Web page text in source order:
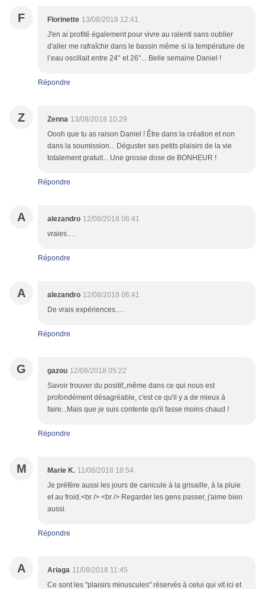
F Florinette 13/08/2018 12:41
J'en ai profité également pour vivre au ralenti sans oublier
d'aller me rafraîchir dans le bassin même si la température de
l’eau oscillait entre 24° et 26°... Belle semaine Daniel !
Répondre
Z Zenna 13/08/2018 10:29
Oooh que tu as raison Daniel ! Être dans la création et non
dans la soumission... Déguster ses petits plaisirs de la vie
totalement gratuit... Une grosse dose de BONHEUR !
Répondre
A alezandro 12/08/2018 06:41
vraies….
Répondre
A alezandro 12/08/2018 06:41
De vrais expériences….
Répondre
G gazou 12/08/2018 05:22
Savoir trouver du positif,,même dans ce qui nous est
profondément désagréable, c'est ce qu'il y a de mieux à
faire...Mais que je suis contente qu'il fasse moins chaud !
Répondre
M Marie K. 11/08/2018 18:54
Je préfère aussi les jours de canicule à la grisaille, à la pluie
et au froid.<br /> <br /> Regarder les gens passer, j'aime bien
aussi.
Répondre
A Ariaga 11/08/2018 11:45
Ce sont les "plaisirs minuscules" réservés à celui qui vit ici et